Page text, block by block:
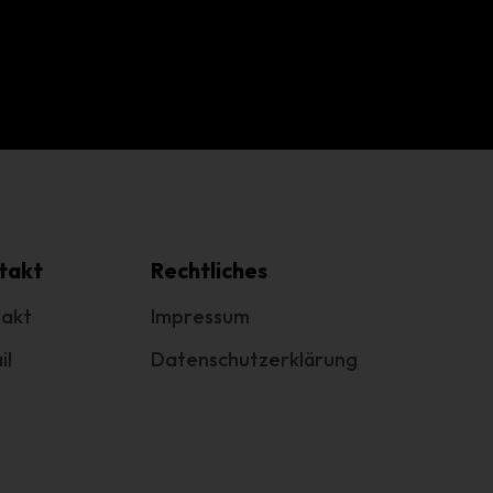
Rechtliches
Impressum
Datenschutzerklärung